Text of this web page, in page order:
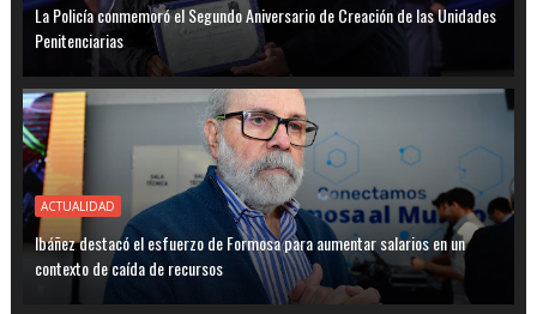
La Policía conmemoró el Segundo Aniversario de Creación de las Unidades
Penitenciarias
ACTUALIDAD
Ibáñez destacó el esfuerzo de Formosa para aumentar salarios en un
contexto de caída de recursos